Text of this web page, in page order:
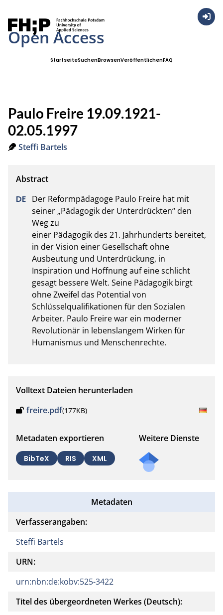
Open Access
StartseiteSuchenBrowsenVeröffentlichenFAQ
Paulo Freire 19.09.1921-
02.05.1997
Steffi Bartels
Der Reformpädagoge Paulo Freire hat mit
seiner „Pädagogik der Unterdrückten“ den
Weg zu
einer Pädagogik des 21. Jahrhunderts bereitet,
in der Vision einer Gesellschaft ohne
Ausbeutung und Unterdrückung, in
Inspiration und Hoffnung auf eine schlicht
gesagt bessere Welt. Seine Pädagogik birgt
ohne Zweifel das Potential von
Schlüsselqualifikationen für den Sozialen
Arbeiter. Paulo Freire war ein moderner
Revolutionär in lebenslangem Wirken für
Humanismus und Menschenrechte.
Volltext Dateien herunterladen
freire.pdf(177KB)
Metadaten exportieren
BibTeX RIS XML
Weitere Dienste
Metadaten
Verfasserangaben:
Steffi Bartels
URN:
urn:nbn:de:kobv:525-3422
Titel des übergeordneten Werkes (Deutsch):